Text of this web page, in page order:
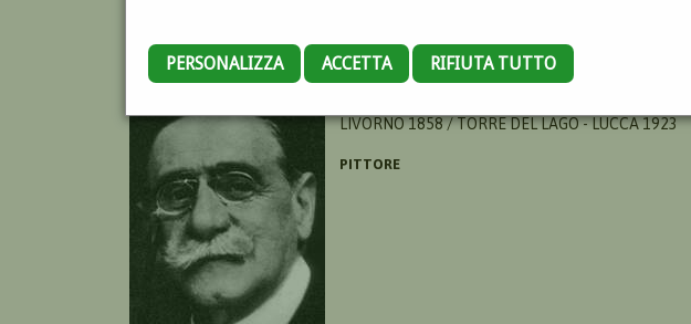
PERSONALIZZA ACCETTA RIFIUTA TUTTO
ANGIOLO TOMMASI
LIVORNO 1858 / TORRE DEL LAGO - LUCCA 1923
PITTORE